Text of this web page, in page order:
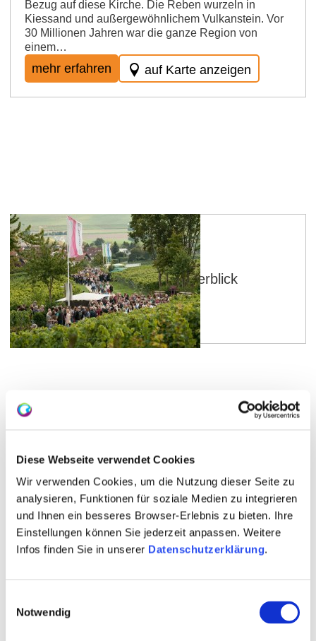
Diese Webseite verwendet Cookies
Wir verwenden Cookies, um die Nutzung dieser Seite zu
analysieren, Funktionen für soziale Medien zu integrieren
und Ihnen ein besseres Browser-Erlebnis zu bieten. Ihre
Einstellungen können Sie jederzeit anpassen. Weitere
Infos finden Sie in unserer Datenschutzerklärung.
Notwendig
Bezug auf diese Kirche. Die Reben wurzeln in
Kiessand und außergewöhnlichem Vulkanstein. Vor
30 Millionen Jahren war die ganze Region von
einem…
mehr erfahren auf Karte anzeigen
Weinveranstaltungen im Überblick
mehr erfahren
Weinveranstaltungen
Das Rheinhessen-Gefühl live erleben. Das kann man
für jeden Geschmack ist etwas dabei.